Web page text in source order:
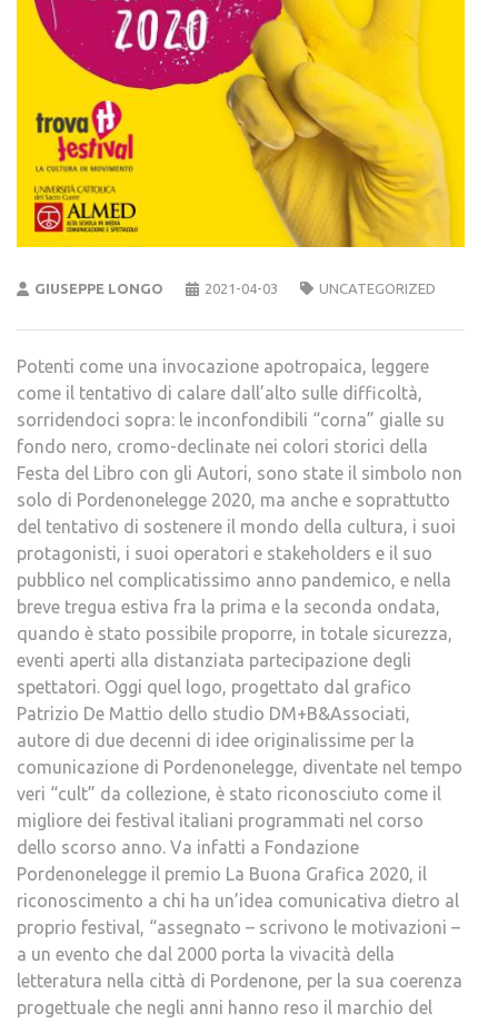
GIUSEPPE LONGO 2021-04-03 UNCATEGORIZED
Potenti come una invocazione apotropaica, leggere
come il tentativo di calare dall’alto sulle difficoltà,
sorridendoci sopra: le inconfondibili “corna” gialle su
fondo nero, cromo-declinate nei colori storici della
Festa del Libro con gli Autori, sono state il simbolo non
solo di Pordenonelegge 2020, ma anche e soprattutto
del tentativo di sostenere il mondo della cultura, i suoi
protagonisti, i suoi operatori e stakeholders e il suo
pubblico nel complicatissimo anno pandemico, e nella
breve tregua estiva fra la prima e la seconda ondata,
quando è stato possibile proporre, in totale sicurezza,
eventi aperti alla distanziata partecipazione degli
spettatori. Oggi quel logo, progettato dal grafico
Patrizio De Mattio dello studio DM+B&Associati,
autore di due decenni di idee originalissime per la
comunicazione di Pordenonelegge, diventate nel tempo
veri “cult” da collezione, è stato riconosciuto come il
migliore dei festival italiani programmati nel corso
dello scorso anno. Va infatti a Fondazione
Pordenonelegge il premio La Buona Grafica 2020, il
riconoscimento a chi ha un’idea comunicativa dietro al
proprio festival, “assegnato – scrivono le motivazioni –
a un evento che dal 2000 porta la vivacità della
letteratura nella città di Pordenone, per la sua coerenza
progettuale che negli anni hanno reso il marchio del